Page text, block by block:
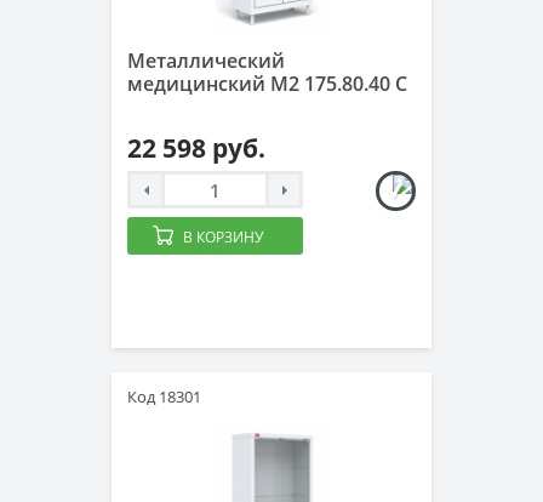
Металлический
медицинский М2 175.80.40 С
22 598 руб.
В КОРЗИНУ
Код 18301